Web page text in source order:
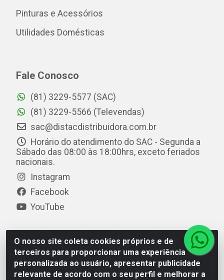
O nosso site coleta cookies próprios e de
terceiros para proporcionar uma experiência
personalizada ao usuário, apresentar publicidade
relevante de acordo com o seu perfil e melhorar a
Pinturas e Acessórios
Utilidades Domésticas
Fale Conosco
(81) 3229-5577 (SAC)
(81) 3229-5566 (Televendas)
sac@distacdistribuidora.com.br
Horário do atendimento do SAC - Segunda a
Sábado das 08:00 às 18:00hrs, exceto feriados
nacionais.
Instagram
Facebook
YouTube
Distac Distribuidora - Av. Durval de Góes Monteiro, 7049
- Jardim Petrópolis - Maceió/AL - CEP 57061-000 - CNPJ
08.072.649/0001-20